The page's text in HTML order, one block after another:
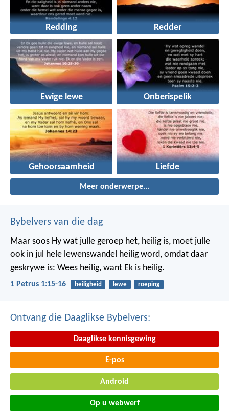
Redding Redder
Ewige lewe Onberispelik
Gehoorsaamheid Liefde
Meer onderwerpe...
Bybelvers van die dag
Maar soos Hy wat julle geroep het, heilig is, moet julle
ook in jul hele lewenswandel heilig word, omdat daar
geskrywe is: Wees heilig, want Ek is heilig.
1 Petrus 1:15-16 heiligheid lewe roeping
Ontvang die Daaglikse Bybelvers:
Daaglikse kennisgewing
E-pos
Android
Op u webwerf